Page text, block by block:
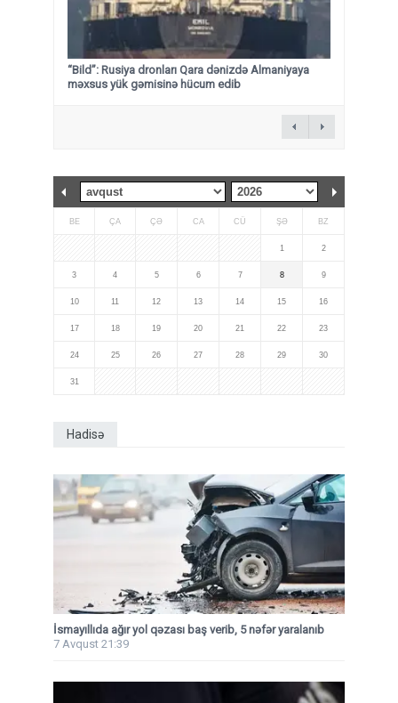
“Bild”: Rusiya dronları Qara dənizdə Almaniyaya
məxsus yük gəmisinə hücum edib
BE ÇA ÇƏ CA CÜ ŞƏ BZ
1 2
3 4 5 6 7 8 9
10 11 12 13 14 15 16
17 18 19 20 21 22 23
24 25 26 27 28 29 30
31
Hadisə
İsmayıllıda ağır yol qəzası baş verib, 5 nəfər yaralanıb
7 Avqust 21:39